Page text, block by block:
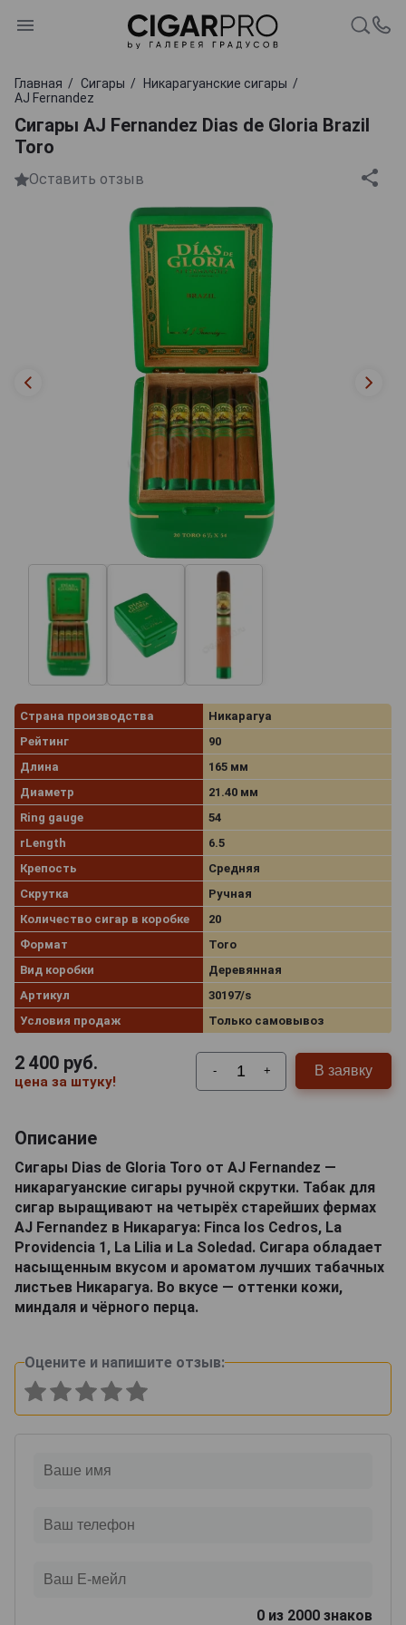
Главная Сигары
Никарагуанские сигары
AJ Fernandez
Сигары AJ Fernandez Dias de Gloria Brazil
Toro
Оставить отзыв
Страна производства
Никарагуа
Рейтинг
90
Длина
165 мм
Диаметр
21.40 мм
Ring gauge
54
rLength
6.5
Крепость
Средняя
Скрутка
Ручная
Количество сигар в коробке
20
Формат
Toro
Вид коробки
Деревянная
Артикул
30197/s
Условия продаж
Только самовывоз
2 400 руб.
цена за штуку!
- + В заявку
Описание
Сигары Dias de Gloria Toro от AJ Fernandez —
никарагуанские сигары ручной скрутки. Табак для
сигар выращивают на четырёх старейших фермах
AJ Fernandez в Никарагуа: Finca los Cedros, La
Providencia 1, La Lilia и La Soledad. Сигара обладает
насыщенным вкусом и ароматом лучших табачных
листьев Никарагуа. Во вкусе — оттенки кожи,
миндаля и чёрного перца.
Оцените и напишите отзыв:
0 из 2000 знаков